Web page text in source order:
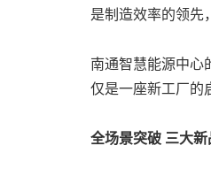
是制造效率的领先
南通智慧能源中心
仅是一座新工厂的
全场景突破 三大